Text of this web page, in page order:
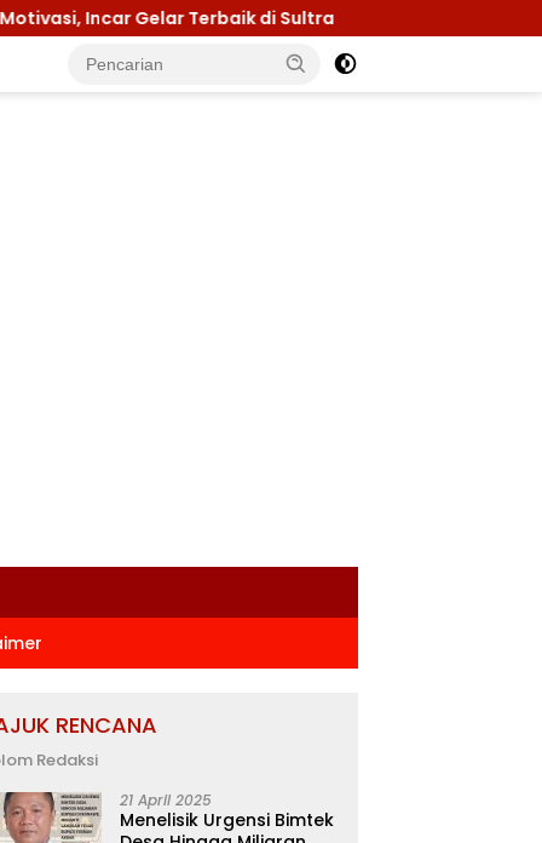
di Sultra Menuju Jamnas 2026, Ketua
RENCANA
Redaksi
21 April 2025
Menelisik Urgensi Bimtek